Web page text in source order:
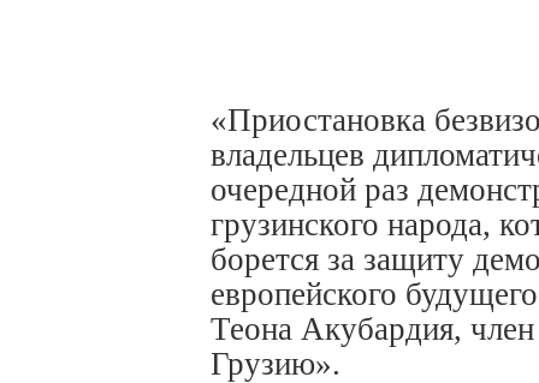
«Приостановка
владельцев
очередной раз
грузинского народа,
борется за защиту
европейского
Теона Акубардия,
Грузию».